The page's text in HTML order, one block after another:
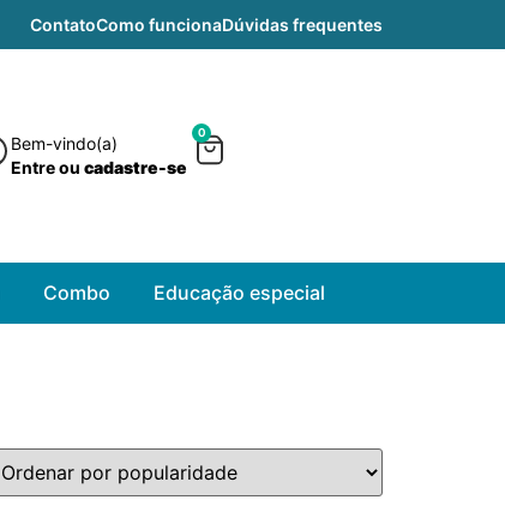
ContatoComo funcionaDúvidas frequentes
Bem-vindo(a)
Entre ou cadastre-se
0
Combo
Educação especial